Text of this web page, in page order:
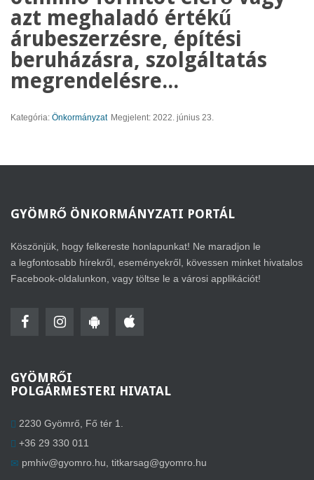
azt meghaladó értékű
árubeszerzésre, építési
beruházásra, szolgáltatás
megrendelésre...
Kategória: Önkormányzat Megjelent: 2022. június 23.
GYÖMRŐ ÖNKORMÁNYZATI PORTÁL
Köszönjük, hogy felkereste honlapunkat! Ne maradjon le
a legfontosabb hírekről, eseményekről, kövessen minket hivatalos
Facebook-oldalunkon, vagy töltse le a városi applikációt!
GYÖMRŐI
POLGÁRMESTERI HIVATAL
2230 Gyömrő, Fő tér 1.
+36 29 330 011
pmhiv@gyomro.hu titkarsag@gyomro.hu